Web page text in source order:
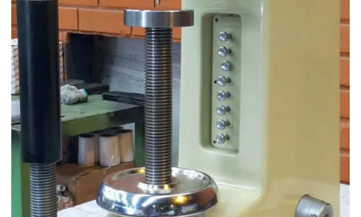
Durômetro king
Durômetro poldi
Durômetro poldi preço
Durômetro portátil
Durômetro portatil para aluminio
Durômetro portatil barcol
Durômetro portátil king